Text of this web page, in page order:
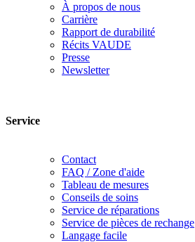
À propos de nous
Carrière
Rapport de durabilité
Récits VAUDE
Presse
Newsletter
Service
Contact
FAQ / Zone d'aide
Tableau de mesures
Conseils de soins
Service de réparations
Service de pièces de rechange
Langage facile